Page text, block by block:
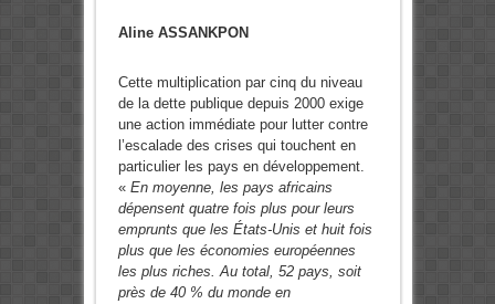
Aline ASSANKPON
Cette multiplication par cinq du niveau
de la dette publique depuis 2000 exige
une action immédiate pour lutter contre
l’escalade des crises qui touchent en
particulier les pays en développement.
« En moyenne, les pays africains
dépensent quatre fois plus pour leurs
emprunts que les États-Unis et huit fois
plus que les économies européennes
les plus riches. Au total, 52 pays, soit
près de 40 % du monde en